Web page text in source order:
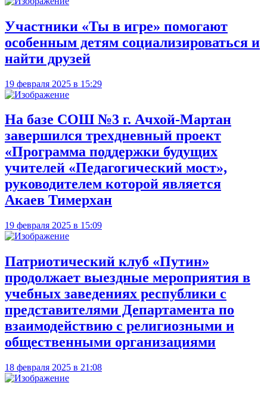
Участники «Ты в игре» помогают
особенным детям социализироваться и
найти друзей
19 февраля 2025 в 15:29
На базе СОШ №3 г. Ачхой-Мартан
завершился трехдневный проект
«Программа поддержки будущих
учителей «Педагогический мост»,
руководителем которой является
Акаев Тимерхан
19 февраля 2025 в 15:09
Патриотический клуб «Путин»
продолжает выездные мероприятия в
учебных заведениях республики с
представителями Департамента по
взаимодействию с религиозными и
общественными организациями
18 февраля 2025 в 21:08